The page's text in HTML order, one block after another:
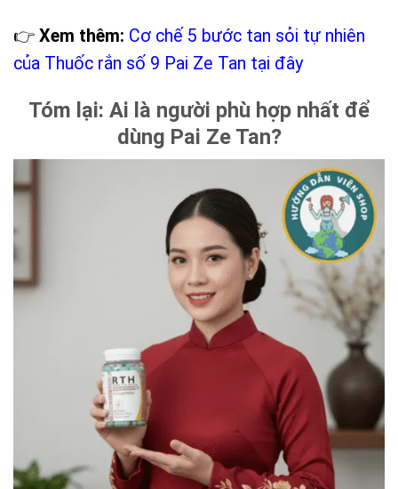
👉 Xem thêm: Cơ chế 5 bước tan sỏi tự nhiên
của Thuốc rắn số 9 Pai Ze Tan tại đây
Tóm lại: Ai là người phù hợp nhất để
dùng Pai Ze Tan?